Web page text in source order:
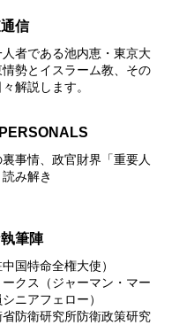
信
者である池内恵・東京⼤
勢とイスラーム教、その
解説します。
事情、政官財界「重要人
み解き
筆陣
国特命全権大使）
クス（ジャーマン・マー
ニアフェロー）
防衛研究所防衛政策研究